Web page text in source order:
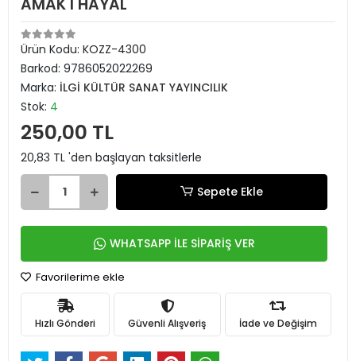
AMAK I HAYAL
Ürün Kodu: KOZZ-4300
Barkod: 9786052022269
Marka: İLGİ KÜLTÜR SANAT YAYINCILIK
Stok: 4
250,00 TL
20,83 TL 'den başlayan taksitlerle
Sepete Ekle
WHATSAPP İLE SİPARİŞ VER
Favorilerime ekle
Hızlı Gönderi Güvenli Alışveriş İade ve Değişim